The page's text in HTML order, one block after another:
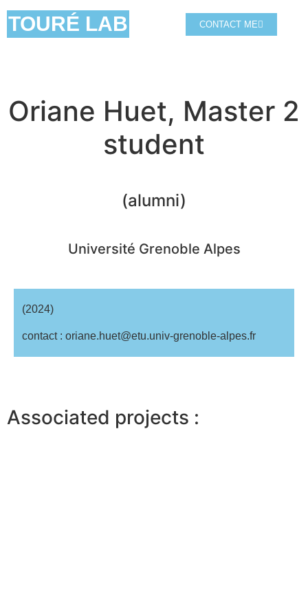
TOURÉ LAB CONTACT ME
Oriane Huet, Master 2
student
(alumni)
Université Grenoble Alpes
(2024)
contact : oriane.huet@etu.univ-grenoble-alpes.fr
Associated projects :